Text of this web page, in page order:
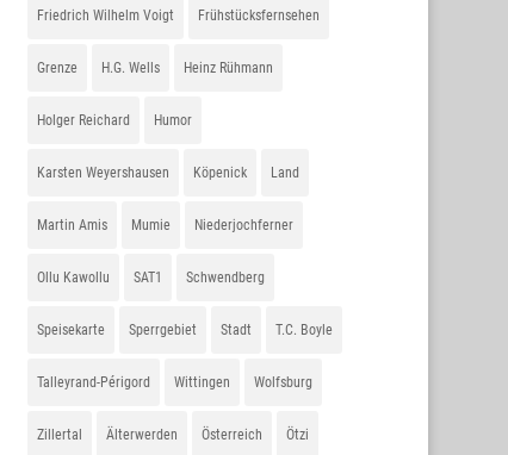
Friedrich Wilhelm Voigt Frühstücksfernsehen
Grenze H.G. Wells Heinz Rühmann
Holger Reichard Humor
Karsten Weyershausen Köpenick Land
Martin Amis Mumie Niederjochferner
Ollu Kawollu SAT1 Schwendberg
Speisekarte Sperrgebiet Stadt T.C. Boyle
Talleyrand-Périgord Wittingen Wolfsburg
Zillertal Älterwerden Österreich Ötzi